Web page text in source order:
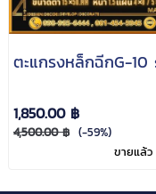
ตะแกรงหล็กฉีกG-10
1,850.00 ฿
4,500.00 ฿ (-59%)
ขายแล้ว